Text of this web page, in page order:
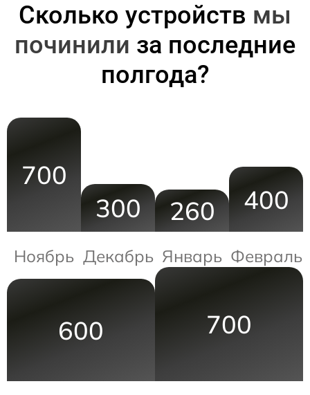
Сколько устройств мы
починили за последние
полгода?
700
Ноябрь
300
Декабрь
260
Январь
400
Февраль
600 700